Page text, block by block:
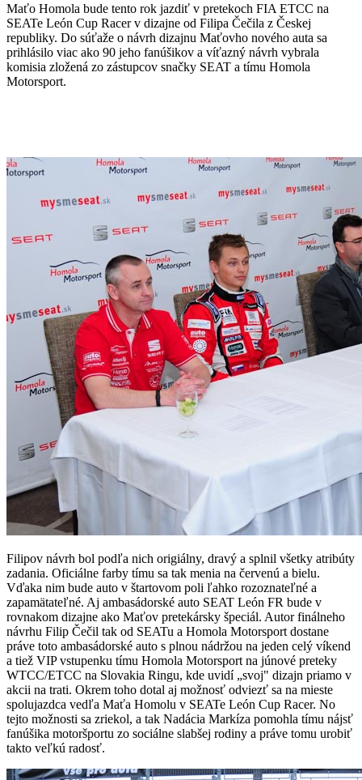
Maťo Homola bude tento rok jazdiť v pretekoch FIA ETCC na
SEATe León Cup Racer v dizajne od Filipa Čečila z Českej
republiky. Do súťaže o návrh dizajnu Maťovho nového auta sa
prihlásilo viac ako 90 jeho fanúšikov a víťazný návrh vybrala
komisia zložená zo zástupcov snačky SEAT a tímu Homola
Motorsport.
Filipov návrh bol podľa nich origiálny, dravý a splnil všetky atribúty
zadania. Oficiálne farby tímu sa tak menia na červenú a bielu.
Vďaka nim bude auto v štartovom poli ľahko rozoznateľné a
zapamätateľné. Aj ambasádorské auto SEAT León FR bude v
rovnakom dizajne ako Maťov pretekársky špeciál. Autor finálneho
návrhu Filip Čečil tak od SEATu a Homola Motorsport dostane
práve toto ambasádorské auto s plnou nádržou na jeden celý víkend
a tiež VIP vstupenku tímu Homola Motorsport na júnové preteky
WTCC/ETCC na Slovakia Ringu, kde uvidí „svoj" dizajn priamo v
akcii na trati. Okrem toho dotal aj možnosť odviezť sa na mieste
spolujazdca vedľa Maťa Homolu v SEATe León Cup Racer. No
tejto možnosti sa zriekol, a tak Nadácia Markíza pomohla tímu nájsť
fanúšika motoršportu zo sociálne slabšej rodiny a práve tomu urobiť
takto veľkú radosť.